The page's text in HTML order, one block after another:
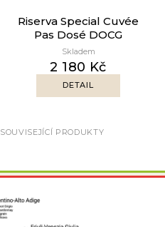
Riserva Special Cuvée
Pas Dosé DOCG
Skladem
2 180 Kč
DETAIL
PRODUKTY